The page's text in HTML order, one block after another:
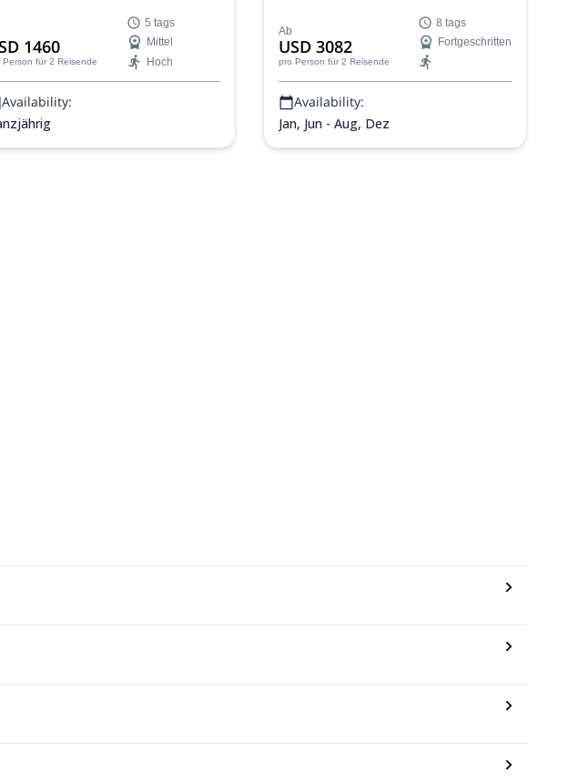
und besteigen Sie zwei
größten Gipfel, Cayambe und
1460
Person für 2 Reisende
5 tags
Mittel
Hoch
Availability:
Ecuadors, Iliniza, Cayambe und
Chimborazo, führen. Begleiten Sie ihn
auf dieser 8-tägigen Bergexpedition.
Ab
USD 3082
pro Person für 2 Reisende
8 tags
Fortgeschritten
Availability:
Jan, Jun - Aug, Dez